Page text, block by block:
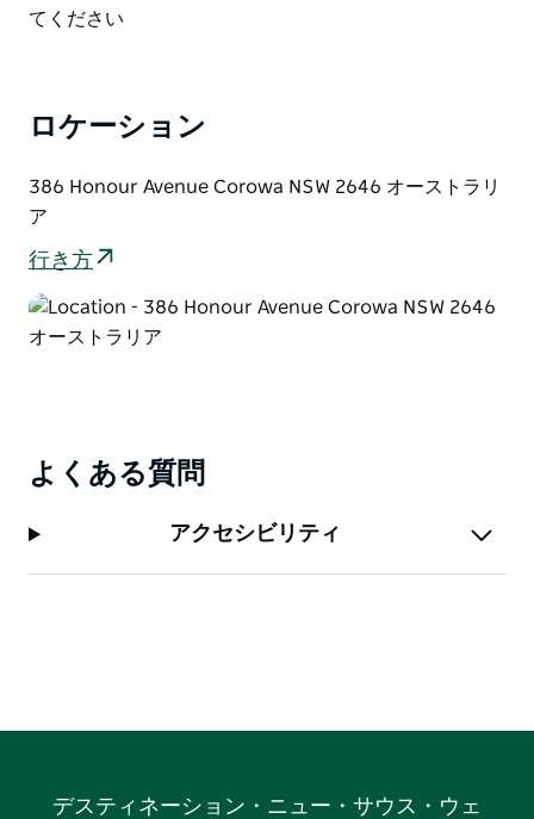
リバーガム・ホリデーパークは、ラザグレンからわずか
レンからワグナまで続く新しい鉄道跡地を利用したサイ
の数分の距離です。
リバーガム・ホリデーパークは、ご家族連れ、カップ
ル、そして童心を忘れない大人の方々まで、どなたにも
お楽しみいただける素晴らしい施設をご用意していま
す。釣り、ボート、カヌーを楽しんだり、共有の焚き火
台を囲んで家族や友人とゆったりと過ごしたりできま
List
てください
ロケーション
386 Honour Avenue Corowa NSW 2646 オーストラリ
ア
行き方
よくある質問
アクセシビリティ
デスティネーション・ニュー・サウス・ウェ